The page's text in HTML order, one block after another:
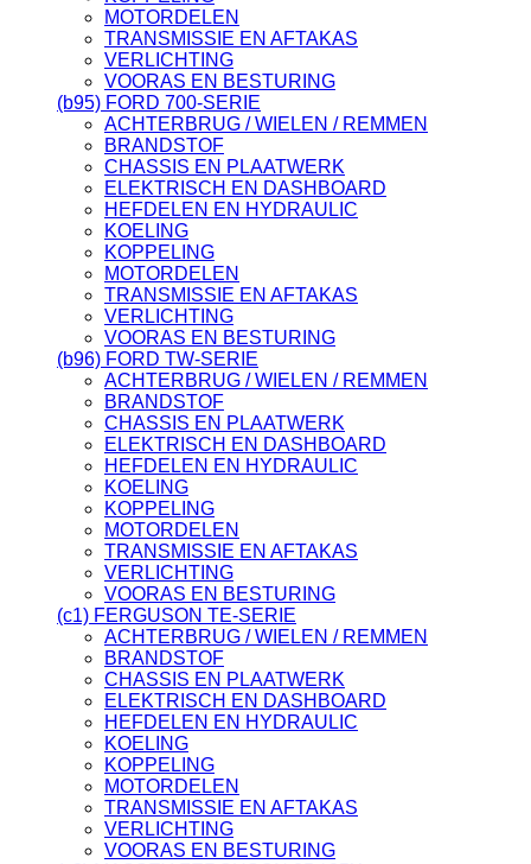
MOTORDELEN
TRANSMISSIE EN AFTAKAS
VERLICHTING
VOORAS EN BESTURING
(b95) FORD 700-SERIE
ACHTERBRUG / WIELEN / REMMEN
BRANDSTOF
CHASSIS EN PLAATWERK
ELEKTRISCH EN DASHBOARD
HEFDELEN EN HYDRAULIC
KOELING
KOPPELING
MOTORDELEN
TRANSMISSIE EN AFTAKAS
VERLICHTING
VOORAS EN BESTURING
(b96) FORD TW-SERIE
ACHTERBRUG / WIELEN / REMMEN
BRANDSTOF
CHASSIS EN PLAATWERK
ELEKTRISCH EN DASHBOARD
HEFDELEN EN HYDRAULIC
KOELING
KOPPELING
MOTORDELEN
TRANSMISSIE EN AFTAKAS
VERLICHTING
VOORAS EN BESTURING
(c1) FERGUSON TE-SERIE
ACHTERBRUG / WIELEN / REMMEN
BRANDSTOF
CHASSIS EN PLAATWERK
ELEKTRISCH EN DASHBOARD
HEFDELEN EN HYDRAULIC
KOELING
KOPPELING
MOTORDELEN
TRANSMISSIE EN AFTAKAS
VERLICHTING
VOORAS EN BESTURING